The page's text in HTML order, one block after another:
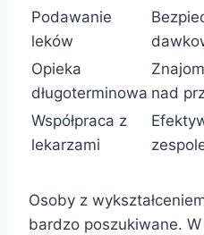
Podawanie
leków
Opieka
długoterminowa nad
Współpraca z
lekarzami
Osoby z
bardzo poszukiwane.